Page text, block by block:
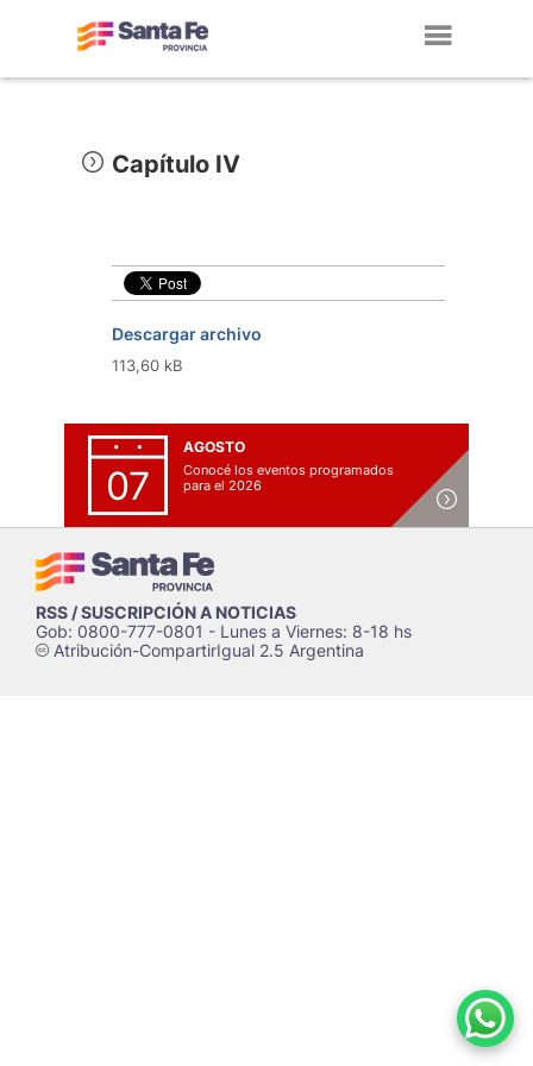
Capítulo IV
Descargar archivo
113,60 kB
07
AGOSTO
Conocé los eventos programados
para el 2026
RSS / SUSCRIPCIÓN A NOTICIAS
Gob: 0800-777-0801 - Lunes a Viernes: 8-18 hs
cAtribución-CompartirIgual 2.5 Argentina